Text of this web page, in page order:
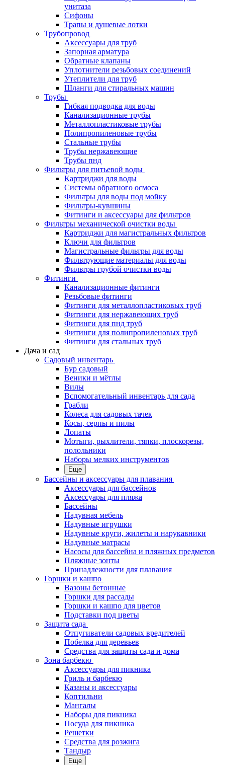
унитаза
Сифоны
Трапы и душевые лотки
Трубопровод
Аксессуары для труб
Запорная арматура
Обратные клапаны
Уплотнители резьбовых соединений
Утеплители для труб
Шланги для стиральных машин
Трубы
Гибкая подводка для воды
Канализационные трубы
Металлопластиковые трубы
Полипропиленовые трубы
Стальные трубы
Трубы нержавеющие
Трубы пнд
Фильтры для питьевой воды
Картриджи для воды
Системы обратного осмоса
Фильтры для воды под мойку
Фильтры-кувшины
Фитинги и аксессуары для фильтров
Фильтры механической очистки воды
Картриджи для магистральных фильтров
Ключи для фильтров
Магистральные фильтры для воды
Фильтрующие материалы для воды
Фильтры грубой очистки воды
Фитинги
Канализационные фитинги
Резьбовые фитинги
Фитинги для металлопластиковых труб
Фитинги для нержавеющих труб
Фитинги для пнд труб
Фитинги для полипропиленовых труб
Фитинги для стальных труб
Дача и сад
Садовый инвентарь
Бур садовый
Веники и мётлы
Вилы
Вспомогательный инвентарь для сада
Грабли
Колеса для садовых тачек
Косы, серпы и пилы
Лопаты
Мотыги, рыхлители, тяпки, плоскорезы,
полольники
Наборы мелких инструментов
Еще
Бассейны и аксессуары для плавания
Аксессуары для бассейнов
Аксессуары для пляжа
Бассейны
Надувная мебель
Надувные игрушки
Надувные круги, жилеты и нарукавники
Надувные матрасы
Насосы для бассейна и пляжных предметов
Пляжные зонты
Принадлежности для плавания
Горшки и кашпо
Вазоны бетонные
Горшки для рассады
Горшки и кашпо для цветов
Подставки под цветы
Защита сада
Отпугиватели садовых вредителей
Побелка для деревьев
Средства для защиты сада и дома
Зона барбекю
Аксессуары для пикника
Гриль и барбекю
Казаны и аксессуары
Коптильни
Мангалы
Наборы для пикника
Посуда для пикника
Решетки
Средства для розжига
Тандыр
Еще